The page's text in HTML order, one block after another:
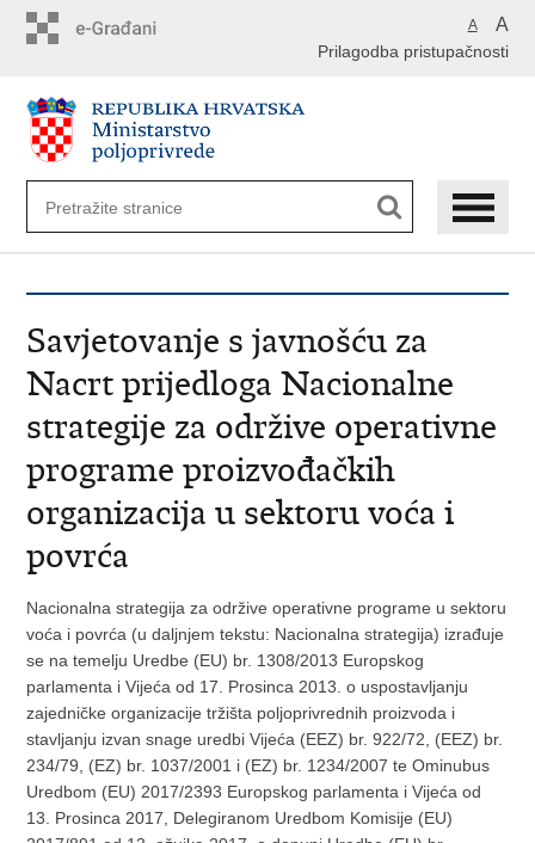
A A
Prilagodba pristupačnosti
Savjetovanje s javnošću za
Nacrt prijedloga Nacionalne
strategije za održive operativne
programe proizvođačkih
organizacija u sektoru voća i
povrća
Nacionalna strategija za održive operativne programe u sektoru
voća i povrća (u daljnjem tekstu: Nacionalna strategija) izrađuje
se na temelju Uredbe (EU) br. 1308/2013 Europskog
parlamenta i Vijeća od 17. Prosinca 2013. o uspostavljanju
zajedničke organizacije tržišta poljoprivrednih proizvoda i
stavljanju izvan snage uredbi Vijeća (EEZ) br. 922/72, (EEZ) br.
234/79, (EZ) br. 1037/2001 i (EZ) br. 1234/2007 te Ominubus
Uredbom (EU) 2017/2393 Europskog parlamenta i Vijeća od
13. Prosinca 2017, Delegiranom Uredbom Komisije (EU)